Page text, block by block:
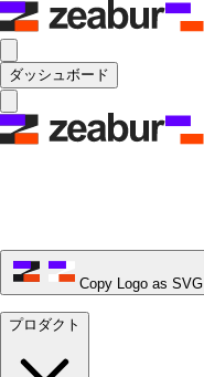
ダッシュボード
Copy Logo as SVG
プロダクト